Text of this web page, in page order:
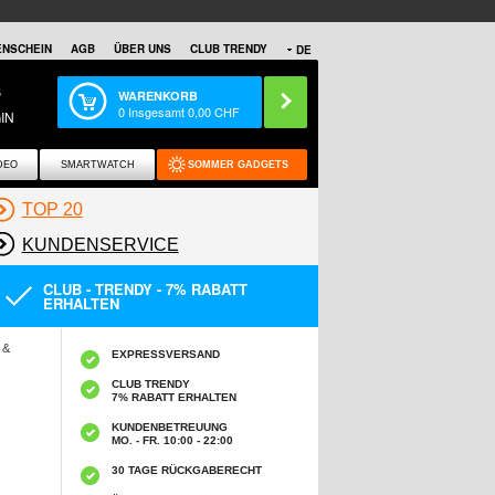
DE
AGB ÜBER UNS CLUB TRENDY
WARENKORB
0 Insgesamt0,00CHF
SMARTWATCH SOMMER GADGETS
TOP 20
KUNDENSERVICE
CLUB - TRENDY - 7% RABATT
ERHALTEN
&
EXPRESSVERSAND
CLUB TRENDY
7% RABATT ERHALTEN
KUNDENBETREUUNG
MO. - FR. 10:00 - 22:00
30 TAGE RÜCKGABERECHT